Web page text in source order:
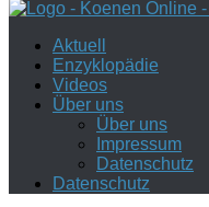
Aktuell
Enzyklopädie
Videos
Über uns
Über uns
Impressum
Datenschutz
Datenschutz